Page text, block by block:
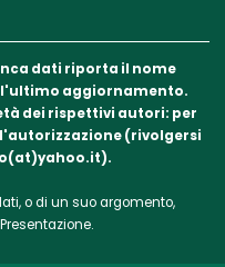
dati riporta il nome
aggiornamento.
dei rispettivi autori: per
(rivolgersi
o di un suo argomento,